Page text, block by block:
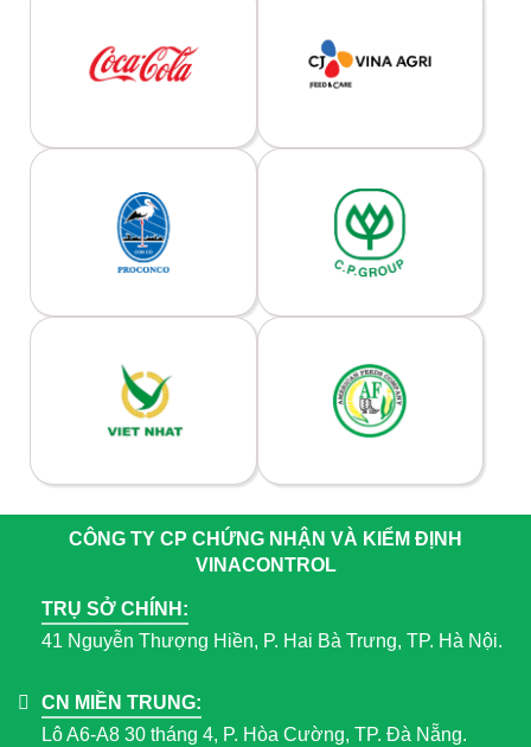
CÔNG TY CP CHỨNG NHẬN VÀ KIỂM ĐỊNH
VINACONTROL
TRỤ SỞ CHÍNH:
41 Nguyễn Thượng Hiền, P. Hai Bà Trưng, TP. Hà Nội.
CN MIỀN TRUNG:
Lô A6-A8 30 tháng 4, P. Hòa Cường, TP. Đà Nẵng.